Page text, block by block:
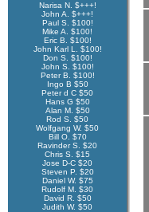
Narisa N. $+++!
John A. $+++!
Paul S. $100!
Mike A. $100!
Eric B. $100!
John Karl L. $100!
Don S. $100!
John S. $100!
Peter B. $100!
Ingo B $50
Peter d C $50
Hans G $50
Alan M. $50
Rod S. $50
Wolfgang W. $50
Bill O. $70
Ravinder S. $20
Chris S. $15
Jose D-C $20
Steven P. $20
Daniel W. $75
Rudolf M. $30
David R. $50
Judith W. $50